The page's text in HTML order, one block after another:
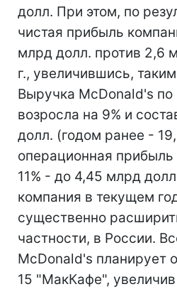
долл. При этом, по
чистая прибыль
млрд долл. против 2,6
г., увеличившись,
Выручка McDonald's по
возросла на 9% и
долл. (годом ранее -
операционная прибыль
11% - до 4,45 млрд
компания в текущем
существенно
частности, в России.
McDonald's планирует
15 "МакКафе",